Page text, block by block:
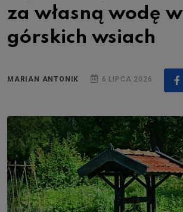
za własną wodę w
górskich wsiach
MARIAN ANTONIK 6 LIPCA 2026